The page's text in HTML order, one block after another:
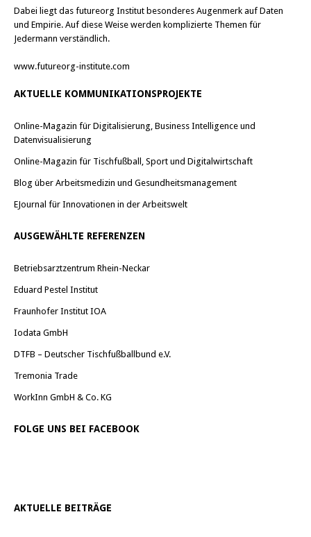
Dabei liegt das futureorg Institut besonderes Augenmerk auf Daten
und Empirie. Auf diese Weise werden komplizierte Themen für
Jedermann verständlich.
www.futureorg-institute.com
AKTUELLE KOMMUNIKATIONSPROJEKTE
Online-Magazin für Digitalisierung, Business Intelligence und
Datenvisualisierung
Online-Magazin für Tischfußball, Sport und Digitalwirtschaft
Blog über Arbeitsmedizin und Gesundheitsmanagement
EJournal für Innovationen in der Arbeitswelt
AUSGEWÄHLTE REFERENZEN
Betriebsarztzentrum Rhein-Neckar
Eduard Pestel Institut
Fraunhofer Institut IOA
Iodata GmbH
DTFB – Deutscher Tischfußballbund e.V.
Tremonia Trade
WorkInn GmbH & Co. KG
FOLGE UNS BEI FACEBOOK
AKTUELLE BEITRÄGE